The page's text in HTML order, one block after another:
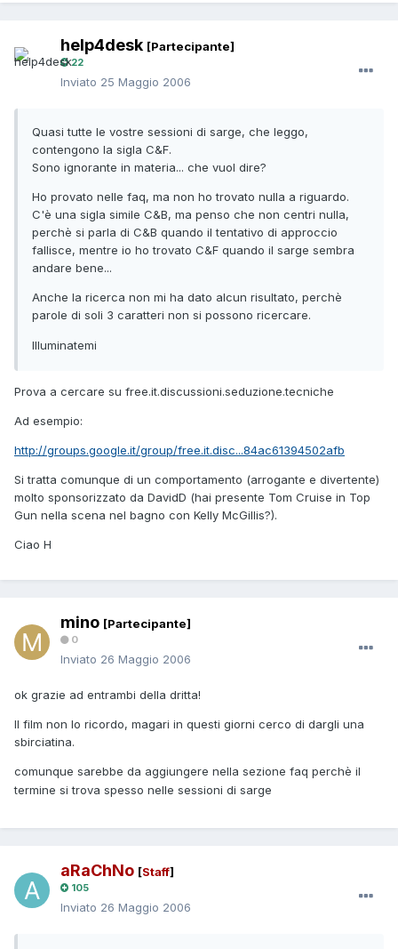
help4desk [Partecipante]
22
Inviato 25 Maggio 2006
Quasi tutte le vostre sessioni di sarge, che leggo,
contengono la sigla C&F.
Sono ignorante in materia... che vuol dire?
Ho provato nelle faq, ma non ho trovato nulla a riguardo.
C'è una sigla simile C&B, ma penso che non centri nulla,
perchè si parla di C&B quando il tentativo di approccio
fallisce, mentre io ho trovato C&F quando il sarge sembra
andare bene...
Anche la ricerca non mi ha dato alcun risultato, perchè
parole di soli 3 caratteri non si possono ricercare.
Illuminatemi
Prova a cercare su free.it.discussioni.seduzione.tecniche
Ad esempio:
http://groups.google.it/group/free.it.disc...84ac61394502afb
Si tratta comunque di un comportamento (arrogante e divertente)
molto sponsorizzato da DavidD (hai presente Tom Cruise in Top
Gun nella scena nel bagno con Kelly McGillis?).
Ciao H
mino [Partecipante]
0
Inviato 26 Maggio 2006
ok grazie ad entrambi della dritta!
Il film non lo ricordo, magari in questi giorni cerco di dargli una
sbirciatina.
comunque sarebbe da aggiungere nella sezione faq perchè il
termine si trova spesso nelle sessioni di sarge
aRaChNo [Staff]
105
Inviato 26 Maggio 2006